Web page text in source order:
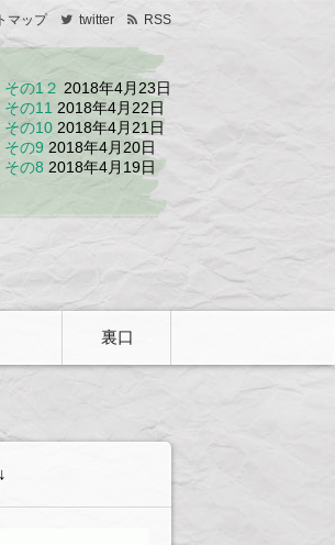
マップ twitter RSS
の1２ 2018年4月23日
の11 2018年4月22日
その10 2018年4月21日
その9 2018年4月20日
その8 2018年4月19日
裏口